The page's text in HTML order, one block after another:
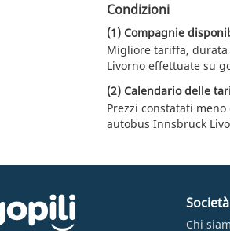
Condizioni
(1) Compagnie
Migliore tariffa,
Livorno effettuate su
(2) Calendario delle
Prezzi constatati
autobus Innsbruck
Società
Chi